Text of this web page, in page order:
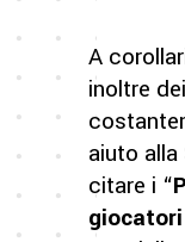
A
inoltre
aiuto
citare i “